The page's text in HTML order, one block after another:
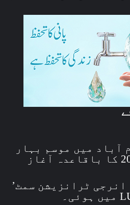
آباد میں موسم بہار
شجرکاری مہم 2025 کا باقاعدہ آغاز
انرجی ٹرانزیشن سمٹ’